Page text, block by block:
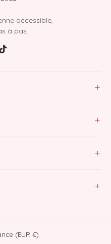
accessible,
à pas.
+
+
+
+
(EUR €)